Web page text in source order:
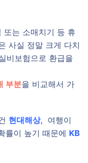
또는 소매치기 등 휴
사실 정말 크게 다치
비보험으로 환급을
부분을 비교해서 가
현대해상, 여행이
률이 높기 때문에 KB